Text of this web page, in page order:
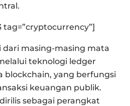
dari masing-masing mata
teknologi ledger
blockchain, yang berfungsi
keuangan publik.
sebagai perangkat